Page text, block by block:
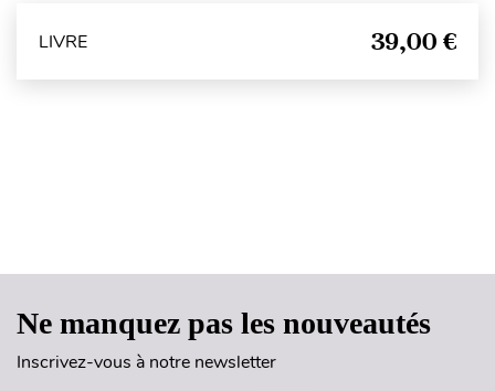
LIVRE 39,00 €
Ne manquez pas les nouveautés
Inscrivez-vous à notre newsletter